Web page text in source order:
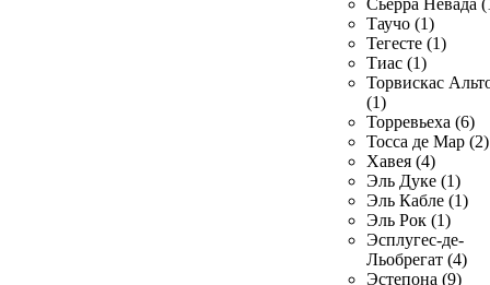
Сьерра Невада
Таучо (1)
Тегесте (1)
Тиас (1)
Торвискас
(1)
Торревьеха (6)
Тосса де Мар (2)
Хавея (4)
Эль Дуке (1)
Эль Кабле (1)
Эль Рок (1)
Эсплугес-де-
Льобрегат (4)
Эстепона (9)